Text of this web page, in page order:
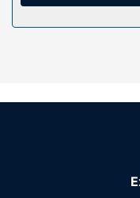
Otelin güzelliği
Jakuzi, sauna ve
salonu/oyun odası
arasında ücretli